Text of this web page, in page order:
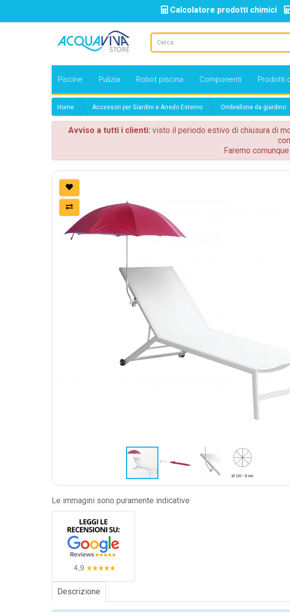
Calcolatore prodotti chimici
Piscine Pulizia Robot piscina Componenti Prodotti
Home Accessori per Giardini e Arredo Esterno Ombrellone da giardino
Avviso a tutti i clienti: visto il periodo estivo di chiusura di
Faremo
Le immagini sono puramente indicative
Descrizione